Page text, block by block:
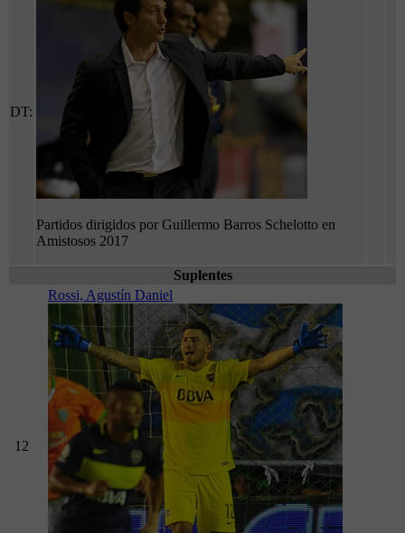
DT:
Partidos dirigidos por Guillermo Barros Schelotto en
Amistosos 2017
Suplentes
12
Rossi, Agustín Daniel